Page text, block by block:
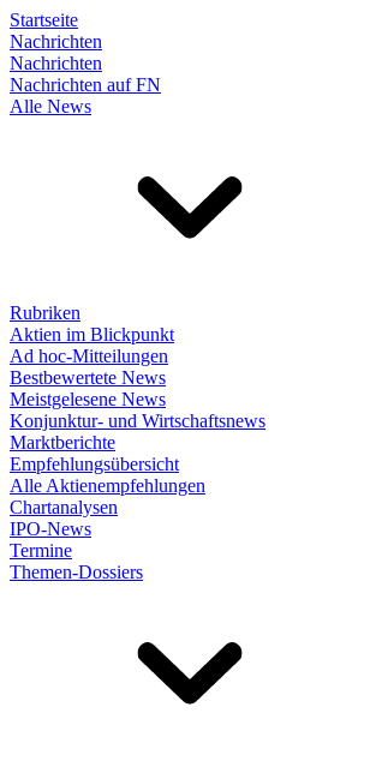
Startseite
Nachrichten
Nachrichten
Nachrichten auf FN
Alle News
Rubriken
Aktien im Blickpunkt
Ad hoc-Mitteilungen
Bestbewertete News
Meistgelesene News
Konjunktur- und Wirtschaftsnews
Marktberichte
Empfehlungsübersicht
Alle Aktienempfehlungen
Chartanalysen
IPO-News
Termine
Themen-Dossiers